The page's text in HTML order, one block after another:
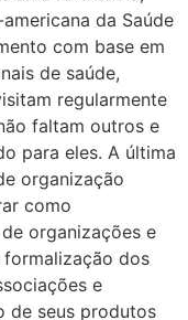
da Saúde
com base em
de saúde,
regularmente
faltam outros e
para eles. A última
organização
como
organizações e
dos
e
de seus produtos